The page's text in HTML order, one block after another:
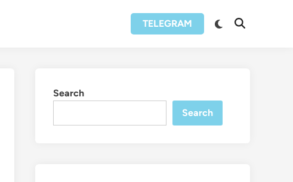
TELEGRAM
Switch
Open
Search
Search